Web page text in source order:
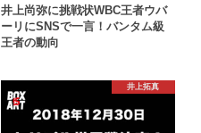
井上尚弥に挑戦状WBC王者ウバ
ーリにSNSで一言！バンタム級
王者の動向
井上拓真